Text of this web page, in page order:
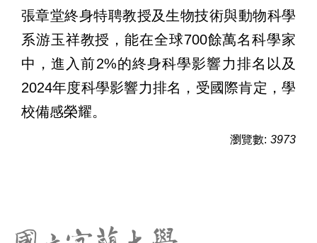
張章堂終身特聘教授及生物技術與動物科學
系游玉祥教授，能在全球700餘萬名科學家
中，進入前2%的終身科學影響力排名以及
2024年度科學影響力排名，受國際肯定，學
校備感榮耀。
瀏覽數: 3973